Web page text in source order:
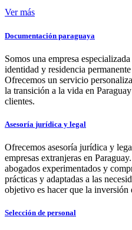
Ver más
Documentación paraguaya
Somos una empresa
identidad y residencia
Ofrecemos un servicio
la transición a la vida en
clientes.
Asesoría jurídica y legal
Ofrecemos asesoría jurídica y
empresas extranjeras en
abogados experimentados y
prácticas y adaptadas a las
objetivo es hacer que la inversión
Selección de personal